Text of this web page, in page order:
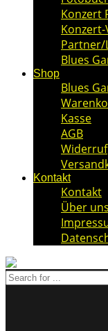
Konzert
Partner/
Blues
Shop
Blues
Kasse
AGB
Widerruf
Kontakt
Kontakt
Über